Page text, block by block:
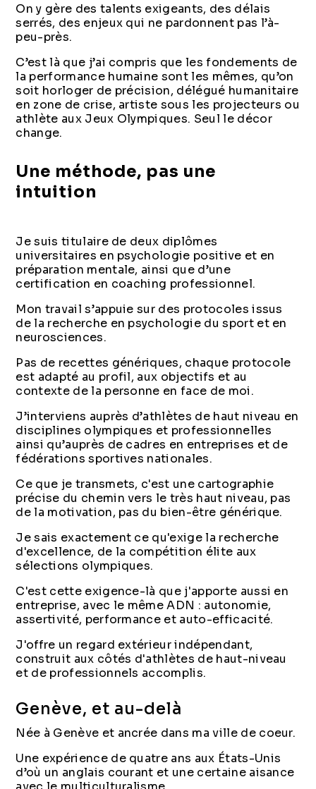
On y gère des talents exigeants, des délais
serrés, des enjeux qui ne pardonnent pas l’à-
peu-près.
C’est là que j’ai compris que les fondements de
la performance humaine sont les mêmes, qu’on
soit horloger de précision, délégué humanitaire
en zone de crise, artiste sous les projecteurs ou
athlète aux Jeux Olympiques. Seul le décor
change.
Une méthode, pas une
intuition
Je suis titulaire de deux diplômes
universitaires en psychologie positive et en
préparation mentale, ainsi que d’une
certification en coaching professionnel.
Mon travail s’appuie sur des protocoles issus
de la recherche en psychologie du sport et en
neurosciences.
Pas de recettes génériques, chaque protocole
est adapté au profil, aux objectifs et au
contexte de la personne en face de moi.
J’interviens auprès d’athlètes de haut niveau en
disciplines olympiques et professionnelles
ainsi qu’auprès de cadres en entreprises et de
fédérations sportives nationales.
Ce que je transmets, c'est une cartographie
précise du chemin vers le très haut niveau, pas
de la motivation, pas du bien-être générique.
Je sais exactement ce qu'exige la recherche
d'excellence, de la compétition élite aux
sélections olympiques.
C'est cette exigence-là que j'apporte aussi en
entreprise, avec le même ADN : autonomie,
assertivité, performance et auto-efficacité.
J'offre un regard extérieur indépendant,
construit aux côtés d'athlètes de haut-niveau
et de professionnels accomplis.
Genève, et au-delà
Née à Genève et ancrée dans ma ville de coeur.
Une expérience de quatre ans aux États-Unis
d’où un anglais courant et une certaine aisance